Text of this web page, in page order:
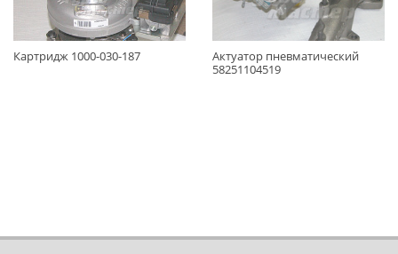
Картридж 1000-030-187
Актуатор пневматический
58251104519